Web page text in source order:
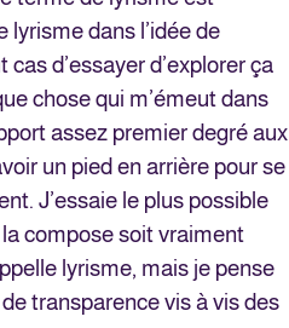
lyrisme dans l’idée de
d’essayer d’explorer ça
chose qui m’émeut dans
assez premier degré aux
un pied en arrière pour se
J’essaie le plus possible
compose soit vraiment
lyrisme, mais je pense
transparence vis à vis des